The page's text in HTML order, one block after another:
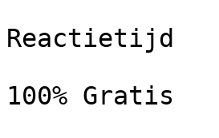
Reactietijd
100% Gratis